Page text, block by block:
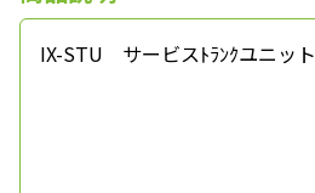
IX-STU サービスﾄﾗﾝｸユニット